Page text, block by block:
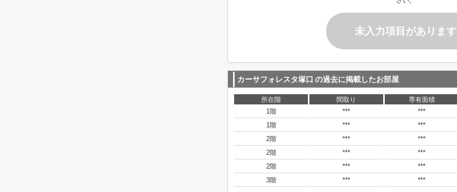
未入力項目があります
カーサフォレスタ塚口 の過去に掲載したお部屋
所在階 間取り 専有面積
1階
*** ***
1階
*** ***
2階
*** ***
2階
*** ***
2階
*** ***
3階
*** ***